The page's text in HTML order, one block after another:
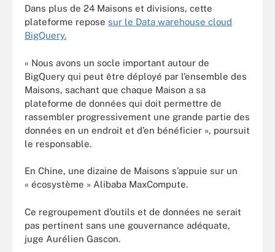
Dans plus de 24 Maisons et divisions, cette
plateforme repose sur le Data warehouse cloud
BigQuery.
« Nous avons un socle important autour de
BigQuery qui peut être déployé par l’ensemble des
Maisons, sachant que chaque Maison a sa
plateforme de données qui doit permettre de
rassembler progressivement une grande partie des
données en un endroit et d’en bénéficier », poursuit
le responsable.
En Chine, une dizaine de Maisons s’appuie sur un
« écosystème » Alibaba MaxCompute.
Ce regroupement d’outils et de données ne serait
pas pertinent sans une gouvernance adéquate,
juge Aurélien Gascon.